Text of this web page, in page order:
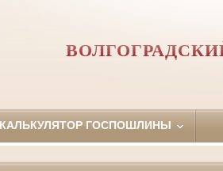
КАЛЬКУЛЯТОР ГОСПОШЛИНЫ